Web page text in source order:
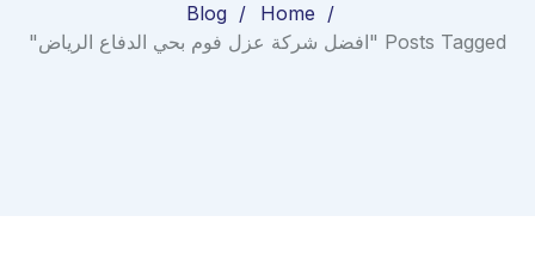
Home
Blog
Posts Tagged "افضل شركة عزل فوم بحي الدفاع الرياض"